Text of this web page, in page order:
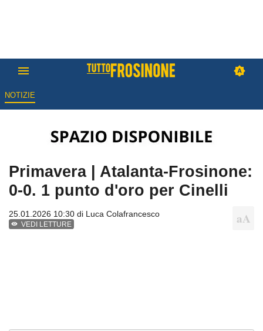
NOTIZIE
Primavera | Atalanta-Frosinone:
0-0. 1 punto d'oro per Cinelli
25.01.2026 10:30 di Luca Colafrancesco
VEDI LETTURE